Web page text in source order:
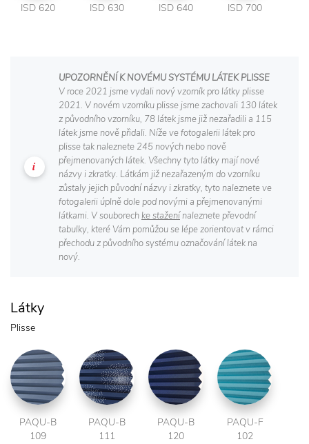
ISD 620 ISD 630 ISD 640 ISD 700
UPOZORNĚNÍ K NOVÉMU SYSTÉMU LÁTEK PLISSE
V roce 2021 jsme vydali nový vzorník pro látky plisse
2021. V novém vzorníku plisse jsme zachovali 130 látek
z původního vzorníku, 78 látek jsme již nezařadili a 115
látek jsme nově přidali. Níže ve fotogalerii látek pro
plisse tak naleznete 245 nových nebo nově
přejmenovaných látek. Všechny tyto látky mají nové
názvy i zkratky. Látkám již nezařazeným do vzorníku
zůstaly jejich původní názvy i zkratky, tyto naleznete ve
fotogalerii úplně dole pod novými a přejmenovanými
látkami. V souborech ke staženínaleznete převodní
tabulky, které Vám pomůžou se lépe zorientovat v rámci
přechodu z původního systému označování látek na
nový.
Látky
Plisse
PAQU-B
109
PAQU-B
111
PAQU-B
120
PAQU-F
102